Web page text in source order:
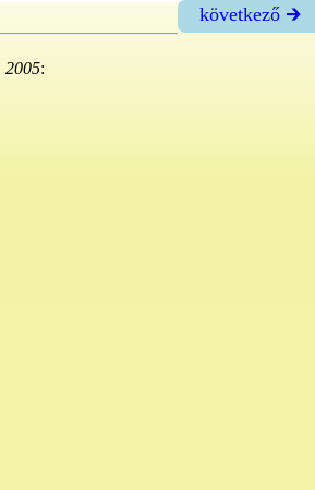
következő 🡲
2005: